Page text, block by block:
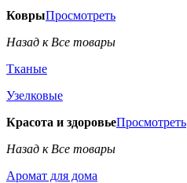
КоврыПросмотреть
Назад к Все товары
Тканые
Узелковые
Красота и здоровьеПросмотреть
Назад к Все товары
Аромат для дома